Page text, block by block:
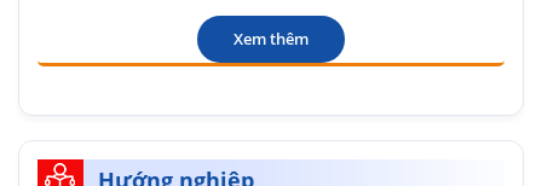
Xem thêm
Hướng nghiệp